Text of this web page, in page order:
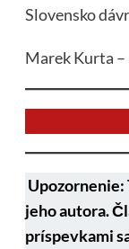
Slovensko
Marek Kurta
Upozornenie:
jeho autora.
príspevkami